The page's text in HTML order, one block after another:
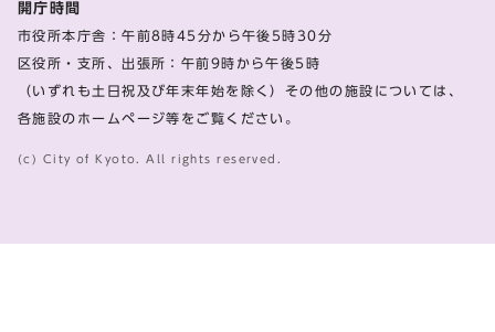
開庁時間
市役所本庁舎：午前8時45分から午後5時30分
区役所・支所、出張所：午前9時から午後5時
（いずれも土日祝及び年末年始を除く）その他の施設については、
各施設のホームページ等をご覧ください。
(c) City of Kyoto. All rights reserved.